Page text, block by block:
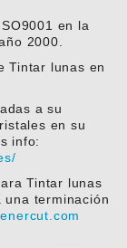
en la
2000.
Tintar lunas en
a su
en su
info:
Tintar lunas
una terminación